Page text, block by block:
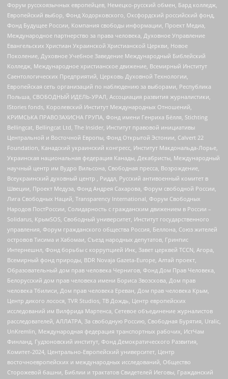
Форум русскоязычных европейцев, Немецко-русский обмен, Бард колледж,
Европейский выбор, Фонд Ходорковского, Оксфордский российский фонд,
Фонд Будущее России, Компания свободы информации, Проект Медиа,
Международное партнерство за права человека, Духовное Управление
Евангельских Христиан Украинской Христианской Церкви, Новое
Поколение, Духовное Учебное Заведение Международный Библейский
Колледж, Международное христианское движение, Всемирный Институт
Саентологических Предприятий, Церковь Духовной Технологии,
Европейская сеть организаций по наблюдению за выборами, Республика
Польша, СВОБОДНЫЙ ИДЕЛЬ-УРАЛ, Ассоциация развития журналистики,
IStories fonds, Королевский Институт Международных Отношений,
КРИМСЬКА ПРАВОЗАХИСНА ГРУПА, Фонд имени Генриха Бёлля, Stichting
Bellingcat, Bellingcat Ltd, The Insider, Институт правовой инициативы
Центральной и Восточной Европы, Фонд Открытой Эстонии, Calvert 22
Foundation, Канадский украинский конгресс, Институт Макдональда-Лорье,
Украинская национальная федерация Канады, Декабристы, Международный
научный центр им Вудро Вильсона, Свободная пресса, Возрождение,
Всеукраинский духовный центр , Риддл, Русский антивоенный комитет в
Швеции, Проект Медуза, Фонд Андрея Сахарова, Форум свободной России,
Лига Свободных Наций, Transparеncy International, Форум Свободных
Народов ПостРоссии, Солидарность с гражданским движением в России –
Solidarus, КрымSOS, Свободный университет, Институт государственного
управления, Форум гражданского общества Россия, Беллона, Союз жителей
островов Тисима и Хабомаи, Съезд народных депутатов, Гринпис
Интернешнл, Фонд борьбы с коррупцией Инк, Завет церквей TCCN, Агора,
Всемирный фонд природы, BDR Novaja Gazeta-Europe, Алтай проект,
Образовательный дом прав человека Чернигов, Фонд Дом Прав Человека,
Белорусский дом прав человека имени Бориса Звозскова, Дом прав
человека Тбилиси, Дом прав человека Ереван, Дом прав человека Крым,
Центр дикого лосося, TVR Studios, ТВ Дождь, Центр европейских
исследований им Вилфрида Мартенса, Сетевое объединение журналистов
расследователей, АЛЛАТРА, За свободную Россию, Свободная Бурятия, Uralic,
UnKremlin, Международная федерация транспортных рабочих, ИстЧам
Финланд, Гудзоновский институт, Фонд Демократического Развития,
Комитет-2024, Центрально-Европейский университет, Центр
восточноевропейских и международных исследований, Общество
Сторожевой башни, Библии и трактатов Свидетелей Иеговы, Гражданский